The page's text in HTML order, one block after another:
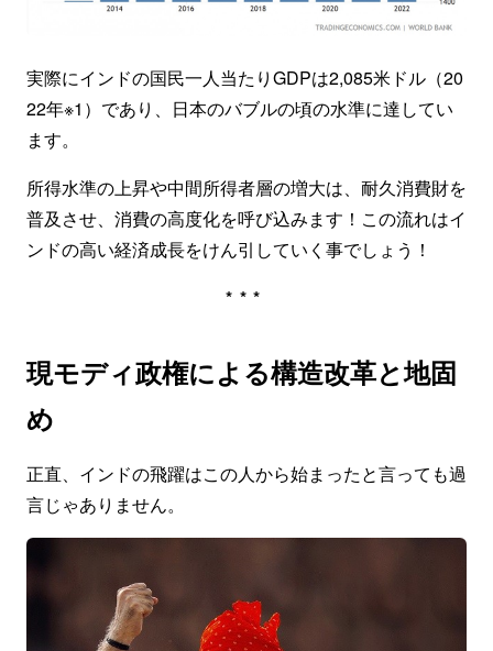
実際にインドの国民一人当たりGDPは2,085米ドル（20
22年※1）であり、日本のバブルの頃の水準に達してい
ます。
所得水準の上昇や中間所得者層の増大は、耐久消費財を
普及させ、消費の高度化を呼び込みます！この流れはイ
ンドの高い経済成長をけん引していく事でしょう！
***
現モディ政権による構造改革と地固
め
正直、インドの飛躍はこの人から始まったと言っても過
言じゃありません。